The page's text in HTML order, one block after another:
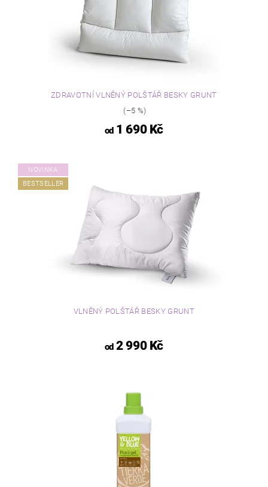
ZDRAVOTNÍ VLNĚNÝ POLŠTÁŘ BESKY GRUNT
(–5 %)
od1 690 Kč
NOVINKA
BESTSELLER
VLNĚNÝ POLŠTÁŘ BESKY GRUNT
od2 990 Kč